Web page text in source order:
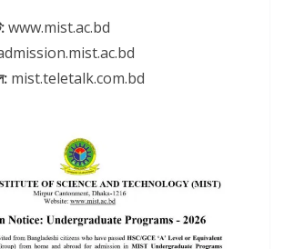
www.mist.ac.bd
mist.teletalk.com.bd